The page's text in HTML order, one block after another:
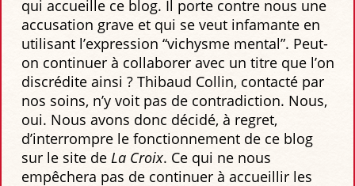
qui accueille ce blog. Il porte contre nous une
accusation grave et qui se veut infamante en
utilisant l’expression “vichysme mental”. Peut-
on continuer à collaborer avec un titre que l’on
discrédite ainsi ? Thibaud Collin, contacté par
nos soins, n’y voit pas de contradiction. Nous,
oui. Nous avons donc décidé, à regret,
d’interrompre le fonctionnement de ce blog
sur le site de La Croix. Ce qui ne nous
empêchera pas de continuer à accueillir les